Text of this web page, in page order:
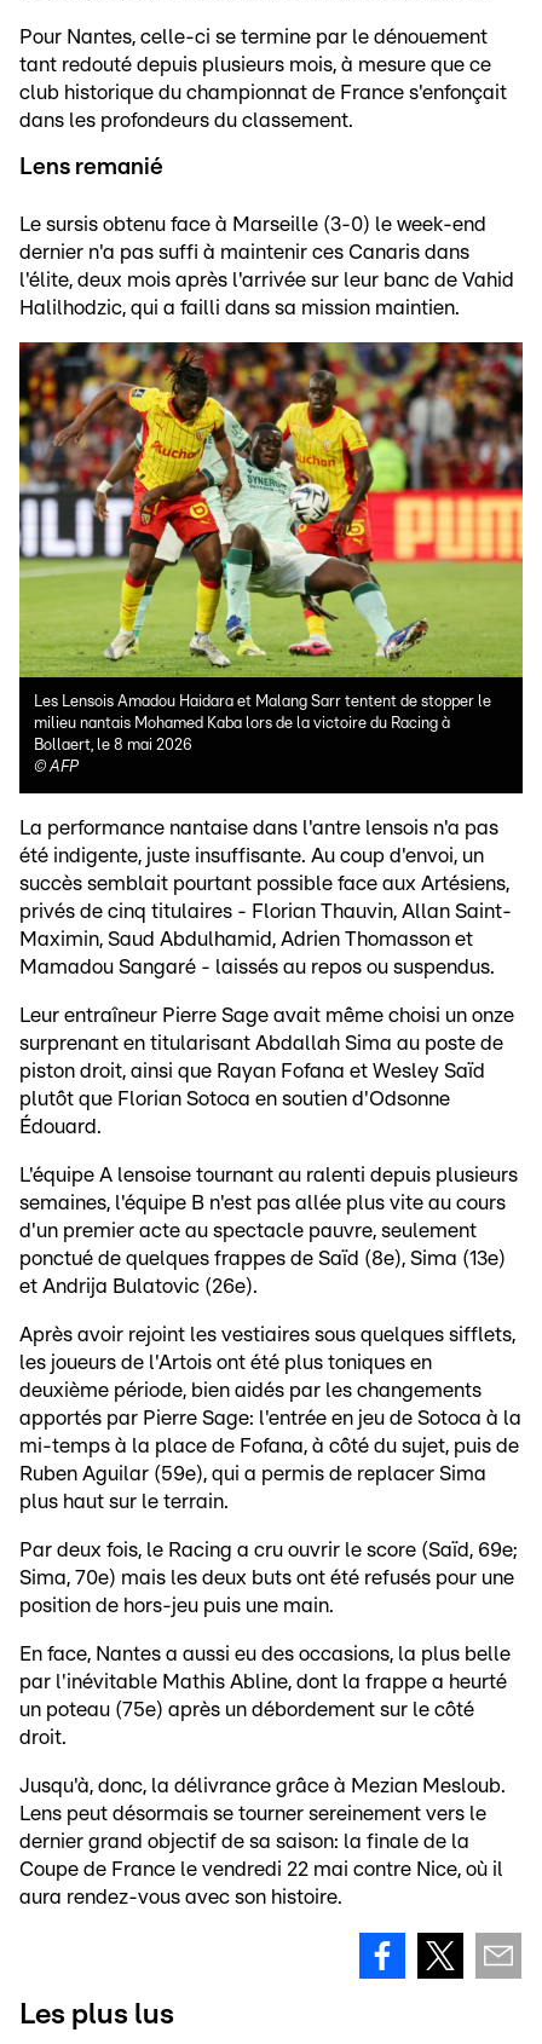
Pour Nantes, celle-ci se termine par le dénouement
tant redouté depuis plusieurs mois, à mesure que ce
club historique du championnat de France s'enfonçait
dans les profondeurs du classement.
Lens remanié
Le sursis obtenu face à Marseille (3-0) le week-end
dernier n'a pas suffi à maintenir ces Canaris dans
l'élite, deux mois après l'arrivée sur leur banc de Vahid
Halilhodzic, qui a failli dans sa mission maintien.
Les Lensois Amadou Haidara et Malang Sarr tentent de stopper le
milieu nantais Mohamed Kaba lors de la victoire du Racing à
Bollaert, le 8 mai 2026
©AFP
La performance nantaise dans l'antre lensois n'a pas
été indigente, juste insuffisante. Au coup d'envoi, un
succès semblait pourtant possible face aux Artésiens,
privés de cinq titulaires - Florian Thauvin, Allan Saint-
Maximin, Saud Abdulhamid, Adrien Thomasson et
Mamadou Sangaré - laissés au repos ou suspendus.
Leur entraîneur Pierre Sage avait même choisi un onze
surprenant en titularisant Abdallah Sima au poste de
piston droit, ainsi que Rayan Fofana et Wesley Saïd
plutôt que Florian Sotoca en soutien d'Odsonne
Édouard.
L'équipe A lensoise tournant au ralenti depuis plusieurs
semaines, l'équipe B n'est pas allée plus vite au cours
d'un premier acte au spectacle pauvre, seulement
ponctué de quelques frappes de Saïd (8e), Sima (13e)
et Andrija Bulatovic (26e).
Après avoir rejoint les vestiaires sous quelques sifflets,
les joueurs de l'Artois ont été plus toniques en
deuxième période, bien aidés par les changements
apportés par Pierre Sage: l'entrée en jeu de Sotoca à la
mi-temps à la place de Fofana, à côté du sujet, puis de
Ruben Aguilar (59e), qui a permis de replacer Sima
plus haut sur le terrain.
Par deux fois, le Racing a cru ouvrir le score (Saïd, 69e;
Sima, 70e) mais les deux buts ont été refusés pour une
position de hors-jeu puis une main.
En face, Nantes a aussi eu des occasions, la plus belle
par l'inévitable Mathis Abline, dont la frappe a heurté
un poteau (75e) après un débordement sur le côté
droit.
Jusqu'à, donc, la délivrance grâce à Mezian Mesloub.
Lens peut désormais se tourner sereinement vers le
dernier grand objectif de sa saison: la finale de la
Coupe de France le vendredi 22 mai contre Nice, où il
aura rendez-vous avec son histoire.
Les plus lus